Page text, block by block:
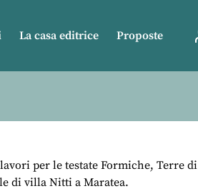
La casa editrice Proposte
per le testate Formiche, Terre di
di villa Nitti a Maratea.